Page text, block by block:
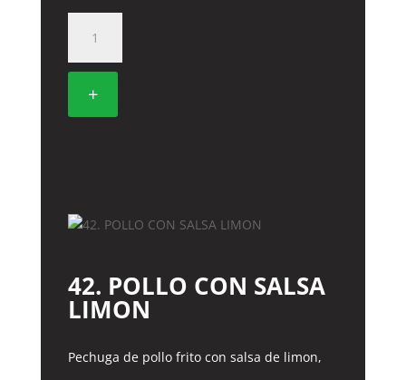
TALLARINES
CON
cantidad
+
42. POLLO CON SALSA
LIMON
Pechuga de pollo frito con salsa de limon,